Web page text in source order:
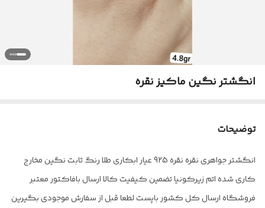
انگشتر نگین ماکیز نقره
توضیحات
انگشتر جواهری نقره نقره 925 عیار ابکاری طلا رنگ ثابت نگین مخارج
کاری شده اتم زیرکونیا تضمین کیفیت کالا ارسال بافاکتور معتبر
فروشگاه ارسال کل کشور باپست لطعا قبل از سفارش موجودی بگیرین